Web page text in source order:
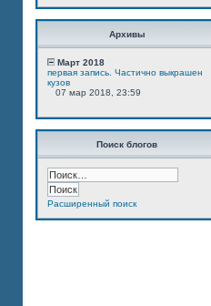
Архивы
Март 2018
первая запись. Частично выкрашен
кузов
07 мар 2018, 23:59
Поиск блогов
Расширенный поиск